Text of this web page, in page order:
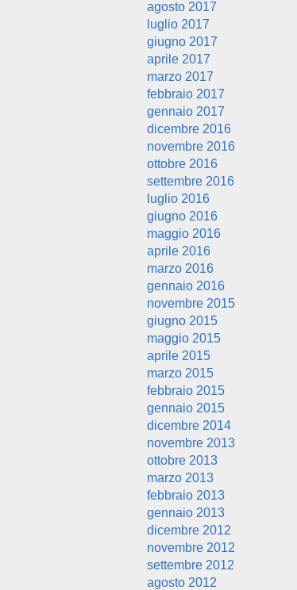
agosto 2017
luglio 2017
giugno 2017
aprile 2017
marzo 2017
febbraio 2017
gennaio 2017
dicembre 2016
novembre 2016
ottobre 2016
settembre 2016
luglio 2016
giugno 2016
maggio 2016
aprile 2016
marzo 2016
gennaio 2016
novembre 2015
giugno 2015
maggio 2015
aprile 2015
marzo 2015
febbraio 2015
gennaio 2015
dicembre 2014
novembre 2013
ottobre 2013
marzo 2013
febbraio 2013
gennaio 2013
dicembre 2012
novembre 2012
settembre 2012
agosto 2012